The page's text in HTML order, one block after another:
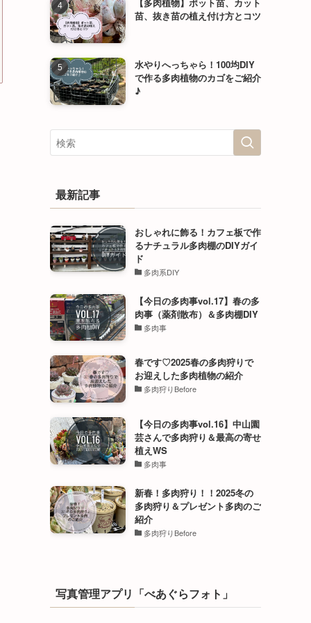
【多肉植物】ポット苗、カット
苗、抜き苗の植え付け方とコツ
水やりへっちゃら！100均DIY
で作る多肉植物のカゴをご紹介
♪
最新記事
おしゃれに飾る！カフェ板で作
るナチュラル多肉棚のDIYガイ
ド
多肉系DIY
【今日の多肉事vol.17】春の多
肉事（薬剤散布）＆多肉棚DIY
多肉事
春です♡2025春の多肉狩りで
お迎えした多肉植物の紹介
多肉狩りBefore
【今日の多肉事vol.16】中山園
芸さんで多肉狩り＆最高の寄せ
植えWS
多肉事
新春！多肉狩り！！2025冬の
多肉狩り＆プレゼント多肉のご
紹介
多肉狩りBefore
写真管理アプリ「べあぐらフォト」